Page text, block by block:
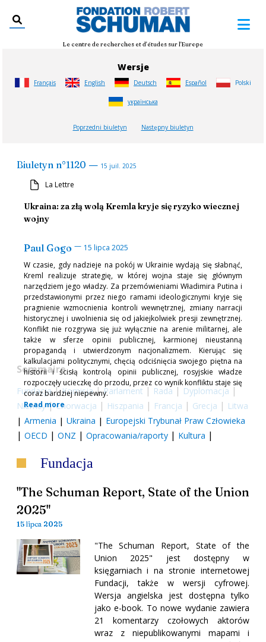
Le centre de recherches et d'études sur l'Europe
Wersje
Français English Deutsch Español Polski
українська
Poprzedni biuletyn Następny biuletyn
Biuletyn n°1120 — 15 juil. 2025
La Lettre
Ukraina: za złą wolą Kremla kryje się ryzyko wiecznej
wojny
Paul Gogo — 15 lipca 2025
W czasie, gdy nadzieje na pokój w Ukrainie wydają się słabnąć,
Kreml realizuje strategię, w której wojna staje się głównym
narzędziem jego władzy. Za przemówieniami Władimira Putina i
przedstawionymi przez niego ramami ideologicznymi kryje się
pragnienie wzmocnienia kontroli wewnętrznej, zmiany narracji
historycznej i uwolnienia się od jakiejkolwiek presji zewnętrznej.
Konflikt nie rozgrywa się już wyłącznie na arenie militarnej, ale
także w sferze opinii publicznej, karmionej nieustanną
propagandą i utwierdzonym nacjonalizmem. Kierując się
kalkulacjami politycznymi, chęcią odciśnięcia swojego piętna na
historii i ścisłą kontrolą opinii publicznej, rosyjskie władze
rozpoczęły ucieczkę do przodu, przez co wynik konfliktu staje się
coraz bardziej niepewny.
Read more
Sommaire
Fundacja|Komisja|Parlament | Rada | Dyplomacja |
Niemcy|Chorwacja | Hiszpania | Francja | Grecja | Litwa
| Armenia | Ukraina | Europejski Trybunał Praw Człowieka
| OECD | ONZ | Opracowania/raporty | Kultura |
Fundacja
"The Schuman Report, State of the Union
2025"
15 lipca 2025
"The Schuman Report, State of the
Union 2025" jest dostępny w
księgarniach i na stronie internetowej
Fundacji, także w wersji cyfrowej.
Wersja angielska jest dostępna tylko
jako e-book. To nowe wydanie zawiera
21 komentarzy czołowych aktorów
wraz z niepublikowanymi mapami i